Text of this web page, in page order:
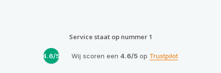
Service staat op nummer 1
4.6/5 Wij scoren een 4.6/5op Trustpilot